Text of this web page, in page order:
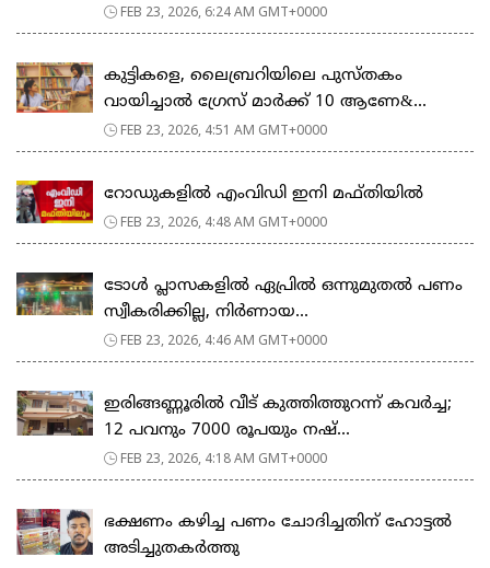
FEB 23, 2026, 6:24 AM GMT+0000
കുട്ടികളെ, ലൈബ്രറിയിലെ പുസ്തകം
വായിച്ചാല്‍ ഗ്രേസ് മാര്‍ക്ക് 10 ആണേ&...
FEB 23, 2026, 4:51 AM GMT+0000
റോഡുകളില്‍ എംവിഡി ഇനി മഫ്തിയില്‍
FEB 23, 2026, 4:48 AM GMT+0000
ടോള്‍ പ്ലാസകളില്‍ ഏപ്രില്‍ ഒന്നുമുതല്‍ പണം
സ്വീകരിക്കില്ല, നിര്‍ണായ...
FEB 23, 2026, 4:46 AM GMT+0000
ഇരിങ്ങണ്ണൂരിൽ വീട് കുത്തിത്തുറന്ന് കവർച്ച;
12 പവനും 7000 രൂപയും നഷ്...
FEB 23, 2026, 4:18 AM GMT+0000
ഭക്ഷണം കഴിച്ച പണം ചോദിച്ചതിന് ഹോട്ടൽ
അടിച്ചുതകർത്തു